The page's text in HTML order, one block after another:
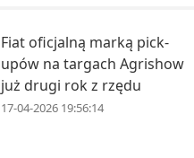
Fiat oficjalną marką pick-
upów na targach Agrishow
już drugi rok z rzędu
17-04-2026 19:56:14